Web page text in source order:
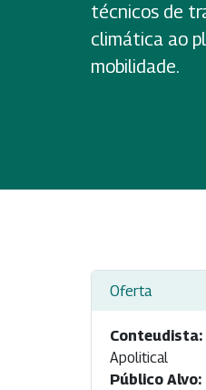
técnicos de
climática ao
mobilidade.
Oferta
Conteudista:
Apolitical
Público Alvo: